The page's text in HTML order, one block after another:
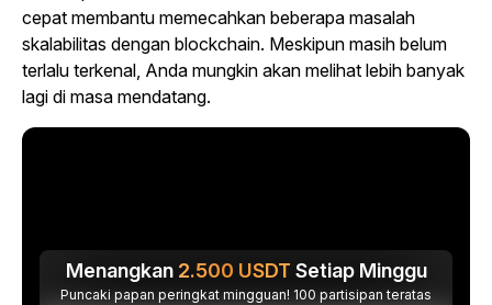
cepat membantu memecahkan beberapa masalah
skalabilitas dengan blockchain. Meskipun masih belum
terlalu terkenal, Anda mungkin akan melihat lebih banyak
lagi di masa mendatang.
Menangkan 2.500 USDT Setiap Minggu
Puncaki papan peringkat mingguan! 100 partisipan teratas